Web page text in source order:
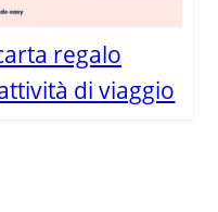
regalo
di viaggio